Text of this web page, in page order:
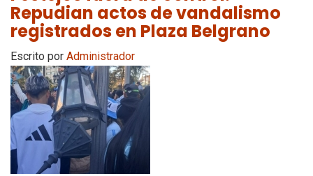
Repudian actos de vandalismo
registrados en Plaza Belgrano
Escrito por Administrador